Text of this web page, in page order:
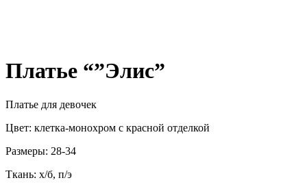
Платье “”Элис”
Платье для девочек
Цвет: клетка-монохром с красной отделкой
Размеры: 28-34
Ткань: х/б, п/э